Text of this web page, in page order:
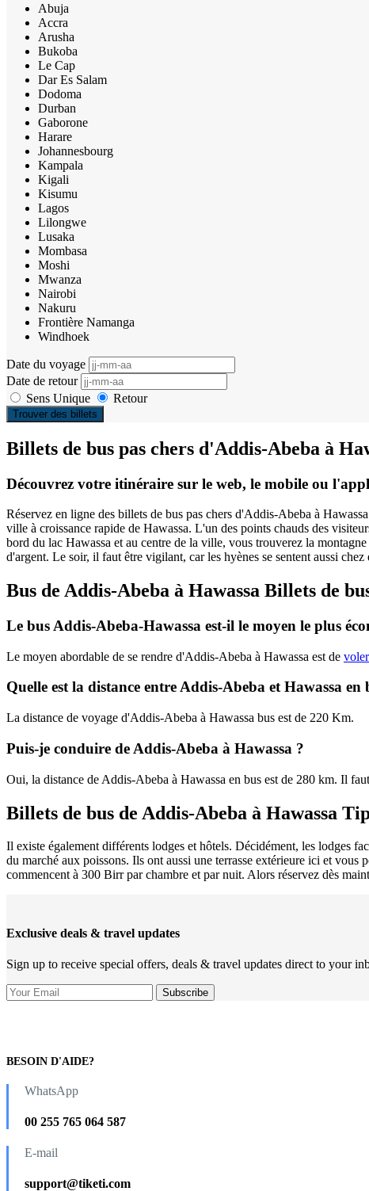
Abuja
Accra
Arusha
Bukoba
Le Cap
Dar Es Salam
Dodoma
Durban
Gaborone
Harare
Johannesbourg
Kampala
Kigali
Kisumu
Lagos
Lilongwe
Lusaka
Mombasa
Moshi
Mwanza
Nairobi
Nakuru
Frontière Namanga
Windhoek
Date du voyage
Date de retour
Sens Unique
Retour
Trouver des billets
Billets de bus pas chers d'Addis-Abeba à
Découvrez votre itinéraire sur le web, le mobile ou
Réservez en ligne des billets de bus pas chers d'Addis-Abeba à
ville à croissance rapide de Hawassa. L'un des points chauds des
bord du lac Hawassa et au centre de la ville, vous trouverez la
d'argent. Le soir, il faut être vigilant, car les hyènes se sentent aussi
Bus de Addis-Abeba à Hawassa Billets de
Le bus Addis-Abeba-Hawassa est-il le moyen le plus
Le moyen abordable de se rendre d'Addis-Abeba à Hawassa est de voler
Quelle est la distance entre Addis-Abeba et Hawassa en
La distance de voyage d'Addis-Abeba à Hawassa bus est de 220 Km.
Puis-je conduire de Addis-Abeba à Hawassa ?
Oui, la distance de Addis-Abeba à Hawassa en bus est de 280 km. Il
Billets de bus de Addis-Abeba à Hawassa
Il existe également différents lodges et hôtels. Décidément, les lodges
du marché aux poissons. Ils ont aussi une terrasse extérieure ici et
commencent à 300 Birr par chambre et par nuit. Alors réservez dès
Exclusive deals & travel updates
Sign up to receive special offers, deals & travel updates direct to your
BESOIN D'AIDE?
WhatsApp
00 255 765 064 587
E-mail
support@tiketi.com